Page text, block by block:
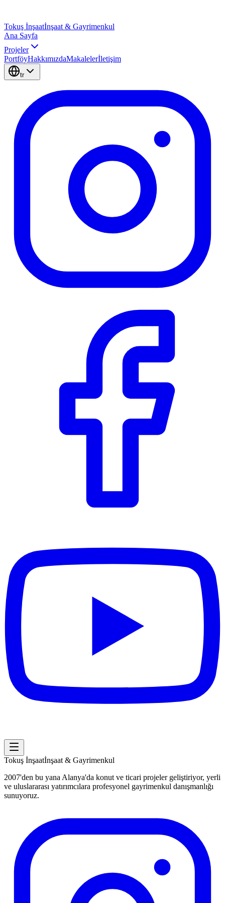
Tokuş İnşaatİnşaat & Gayrimenkul
Ana Sayfa
Projeler
PortföyHakkımızdaMakalelerİletişim
tr
Tokuş İnşaatİnşaat & Gayrimenkul
2007'den bu yana Alanya'da konut ve ticari projeler geliştiriyor, yerli
ve uluslararası yatırımcılara profesyonel gayrimenkul danışmanlığı
sunuyoruz.